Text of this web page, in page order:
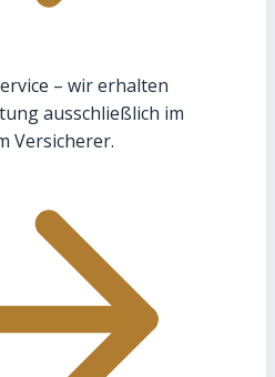
– wir erhalten
ausschließlich im
Versicherer.